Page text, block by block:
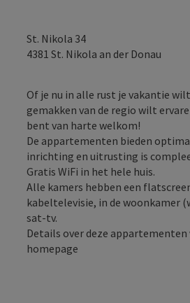
St. Nikola 34
4381 St. Nikola an der Donau
Of je nu in alle rust je vakantie
gemakken van de regio wilt
bent van harte welkom!
De appartementen bieden
inrichting en uitrusting is
Gratis WiFi in het hele huis.
Alle kamers hebben een
kabeltelevisie, in de woonkamer
sat-tv.
Details over deze appartementen
homepage